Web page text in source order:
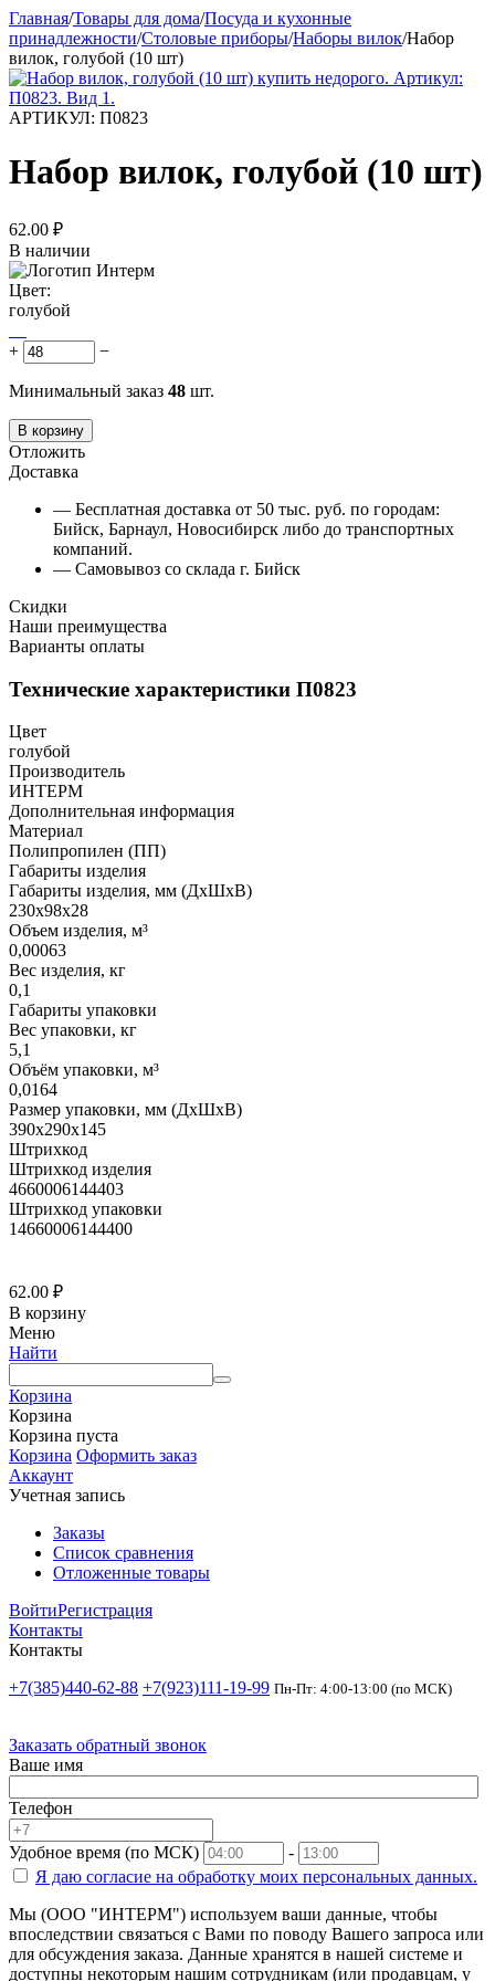
Главная/Товары для дома/Посуда и кухонные
принадлежности/Столовые приборы/Наборы вилок/Набор
вилок, голубой (10 шт)
АРТИКУЛ: П0823
Набор вилок, голубой (10 шт)
62.00 ₽
В наличии
Цвет:
голубой
+ −
Минимальный заказ 48 шт.
В корзину
Отложить
Доставка
— Бесплатная доставка от 50 тыс. руб. по городам:
Бийск, Барнаул, Новосибирск либо до транспортных
компаний.
— Самовывоз со склада г. Бийск
Скидки
Наши преимущества
Варианты оплаты
Технические характеристики П0823
Цвет
голубой
Производитель
ИНТЕРМ
Дополнительная информация
Материал
Полипропилен (ПП)
Габариты изделия
Габариты изделия, мм (ДхШхВ)
230х98х28
Объем изделия, м³
0,00063
Вес изделия, кг
0,1
Габариты упаковки
Вес упаковки, кг
5,1
Объём упаковки, м³
0,0164
Размер упаковки, мм (ДхШхВ)
390х290х145
Штрихкод
Штрихкод изделия
4660006144403
Штрихкод упаковки
14660006144400
62.00 ₽
В корзину
Меню
Найти
Корзина
Корзина
Корзина пуста
Корзина Оформить заказ
Аккаунт
Учетная запись
Заказы
Список сравнения
Отложенные товары
ВойтиРегистрация
Контакты
Контакты
+7(385)440-62-88 +7(923)111-19-99 Пн-Пт: 4:00-13:00 (по МСК)
Заказать обратный звонок
Ваше имя
Телефон
Удобное время (по МСК)
-
Я даю согласие на обработку моих персональных данных.
Мы (ООО "ИНТЕРМ") используем ваши данные, чтобы
впоследствии связаться с Вами по поводу Вашего запроса или
для обсуждения заказа. Данные хранятся в нашей системе и
доступны некоторым нашим сотрудникам (или продавцам, у